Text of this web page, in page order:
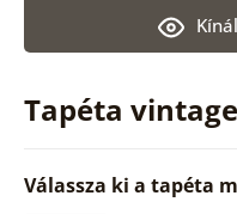
Tapéta
Válassza ki a tapéta